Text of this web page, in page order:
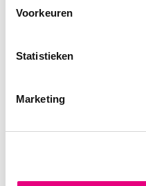
Voorkeuren
Statistieken
Marketing